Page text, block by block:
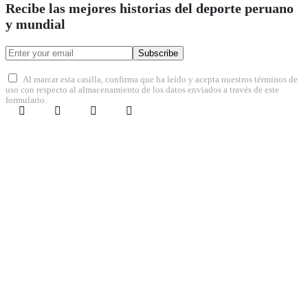
Recibe las mejores historias del deporte peruano
y mundial
Subscribe
Al marcar esta casilla, confirma que ha leído y acepta nuestros términos de
uso con respecto al almacenamiento de los datos enviados a través de este
formulario.